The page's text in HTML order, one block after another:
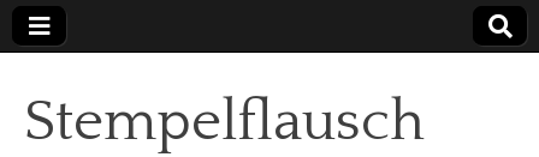
Stempelflausch